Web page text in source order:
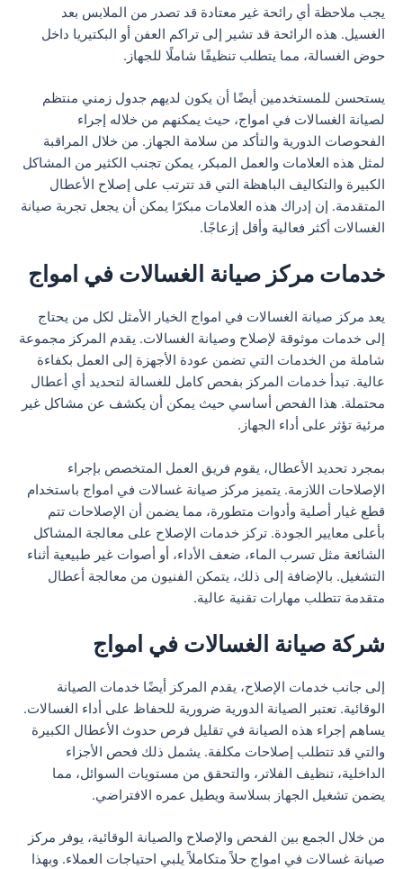
يجب ملاحظة أي رائحة غير معتادة قد تصدر من الملابس بعد
الغسيل. هذه الرائحة قد تشير إلى تراكم العفن أو البكتيريا داخل
حوض الغسالة، مما يتطلب تنظيفًا شاملًا للجهاز.
يستحسن للمستخدمين أيضًا أن يكون لديهم جدول زمني منتظم
لصيانة الغسالات في امواج، حيث يمكنهم من خلاله إجراء
الفحوصات الدورية والتأكد من سلامة الجهاز. من خلال المراقبة
لمثل هذه العلامات والعمل المبكر، يمكن تجنب الكثير من المشاكل
الكبيرة والتكاليف الباهظة التي قد تترتب على إصلاح الأعطال
المتقدمة. إن إدراك هذه العلامات مبكرًا يمكن أن يجعل تجربة صيانة
الغسالات أكثر فعالية وأقل إزعاجًا.
خدمات مركز صيانة الغسالات في امواج
يعد مركز صيانة الغسالات في امواج الخيار الأمثل لكل من يحتاج
إلى خدمات موثوقة لإصلاح وصيانة الغسالات. يقدم المركز مجموعة
شاملة من الخدمات التي تضمن عودة الأجهزة إلى العمل بكفاءة
عالية. تبدأ خدمات المركز بفحص كامل للغسالة لتحديد أي أعطال
محتملة. هذا الفحص أساسي حيث يمكن أن يكشف عن مشاكل غير
مرئية تؤثر على أداء الجهاز.
بمجرد تحديد الأعطال، يقوم فريق العمل المتخصص بإجراء
الإصلاحات اللازمة. يتميز مركز صيانة غسالات في امواج باستخدام
قطع غيار أصلية وأدوات متطورة، مما يضمن أن الإصلاحات تتم
بأعلى معايير الجودة. تركز خدمات الإصلاح على معالجة المشاكل
الشائعة مثل تسرب الماء، ضعف الأداء، أو أصوات غير طبيعية أثناء
التشغيل. بالإضافة إلى ذلك، يتمكن الفنيون من معالجة أعطال
متقدمة تتطلب مهارات تقنية عالية.
شركة صيانة الغسالات في امواج
إلى جانب خدمات الإصلاح، يقدم المركز أيضًا خدمات الصيانة
الوقائية. تعتبر الصيانة الدورية ضرورية للحفاظ على أداء الغسالات.
يساهم إجراء هذه الصيانة في تقليل فرص حدوث الأعطال الكبيرة
والتي قد تتطلب إصلاحات مكلفة. يشمل ذلك فحص الأجزاء
الداخلية، تنظيف الفلاتر، والتحقق من مستويات السوائل، مما
يضمن تشغيل الجهاز بسلاسة ويطيل عمره الافتراضي.
من خلال الجمع بين الفحص والإصلاح والصيانة الوقائية، يوفر مركز
صيانة غسالات في امواج حلاً متكاملاً يلبي احتياجات العملاء. وبهذا